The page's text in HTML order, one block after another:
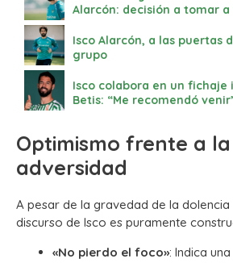
Alarcón: decisión a tomar
Isco Alarcón, a las puertas
grupo
Isco colabora en un
Betis: “Me recomendó
Optimismo frente a la
adversidad
A pesar de la gravedad de la dolencia
discurso de Isco es puramente
«No pierdo el foco»: Indica